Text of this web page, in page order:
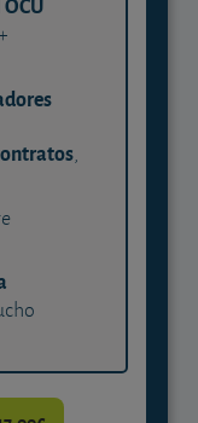
,